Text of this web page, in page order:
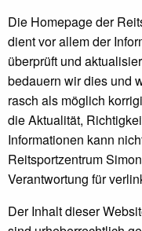
Die Homepage der
dient vor allem der
überprüft und
bedauern wir dies und
rasch als möglich
die Aktualität,
Informationen kann
Reitsportzentrum
Verantwortung für
Der Inhalt dieser